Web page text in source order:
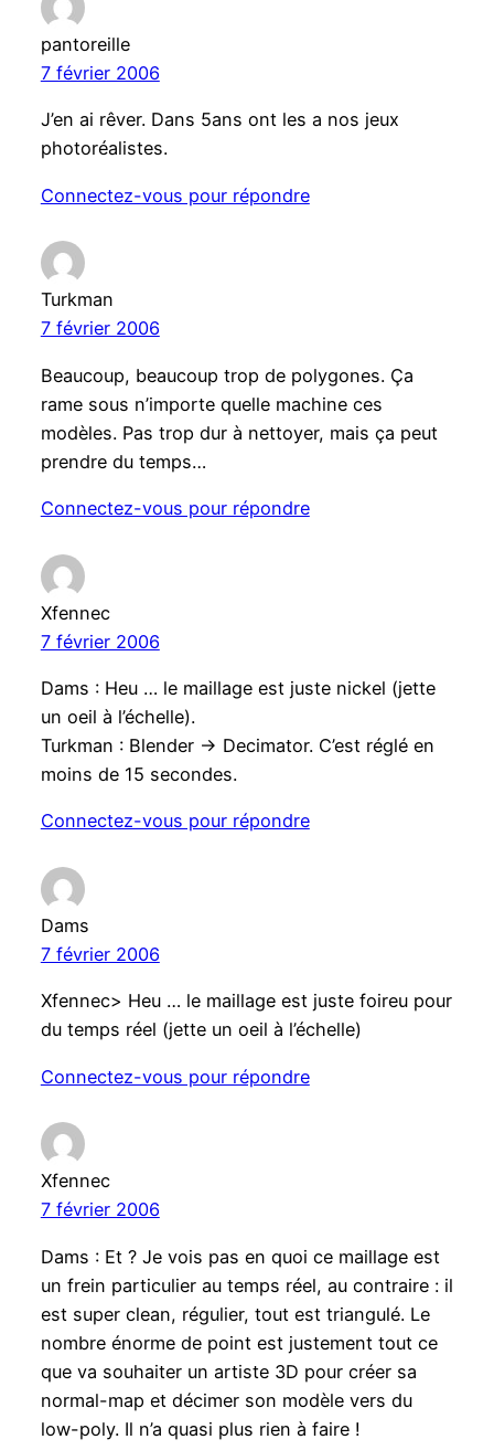
pantoreille
7 février 2006
J’en ai rêver. Dans 5ans ont les a nos jeux
photoréalistes.
Connectez-vous pour répondre
Turkman
7 février 2006
Beaucoup, beaucoup trop de polygones. Ça
rame sous n’importe quelle machine ces
modèles. Pas trop dur à nettoyer, mais ça peut
prendre du temps…
Connectez-vous pour répondre
Xfennec
7 février 2006
Dams : Heu … le maillage est juste nickel (jette
un oeil à l’échelle).
Turkman : Blender -> Decimator. C’est réglé en
moins de 15 secondes.
Connectez-vous pour répondre
Dams
7 février 2006
Xfennec> Heu … le maillage est juste foireu pour
du temps réel (jette un oeil à l’échelle)
Connectez-vous pour répondre
Xfennec
7 février 2006
Dams : Et ? Je vois pas en quoi ce maillage est
un frein particulier au temps réel, au contraire : il
est super clean, régulier, tout est triangulé. Le
nombre énorme de point est justement tout ce
que va souhaiter un artiste 3D pour créer sa
normal-map et décimer son modèle vers du
low-poly. Il n’a quasi plus rien à faire !